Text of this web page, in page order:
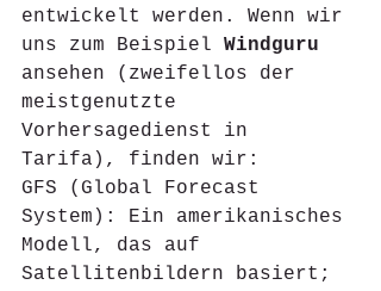
entwickelt werden. Wenn wir
uns zum Beispiel Windguru
ansehen (zweifellos der
meistgenutzte
Vorhersagedienst in
Tarifa), finden wir:
GFS (Global Forecast
System): Ein amerikanisches
Modell, das auf
Satellitenbildern basiert;